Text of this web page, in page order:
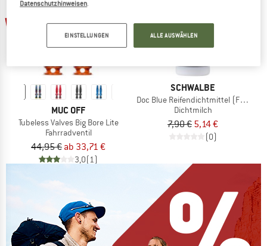
MUC OFF
Tubeless Valves Big Bore Lite
Fahrradventil
44,95 € ab 33,71 €
3,0(1)
SCHWALBE
Doc Blue Reifendichtmittel (Flasche)
Dichtmilch
7,90 € 5,14 €
(0)
Datenschutzhinweisen.
EINSTELLUNGEN ALLE AUSWÄHLEN